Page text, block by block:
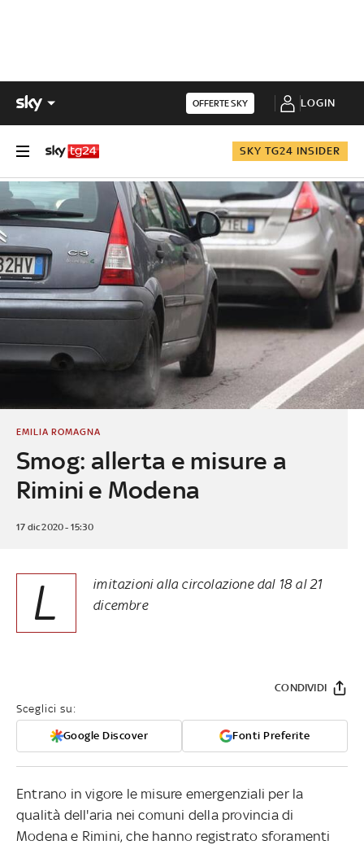
OFFERTE SKY LOGIN
SKY TG24 INSIDER
Smog: allerta e misure a
Rimini e Modena
EMILIA ROMAGNA
17 dic 2020 - 15:30
L
imitazioni alla circolazione dal 18 al 21
dicembre
Sceglici su:
Google Discover Fonti Preferite
CONDIVIDI
Entrano in vigore le misure emergenziali per la
qualità dell'aria nei comuni della provincia di
Modena e Rimini, che hanno registrato sforamenti